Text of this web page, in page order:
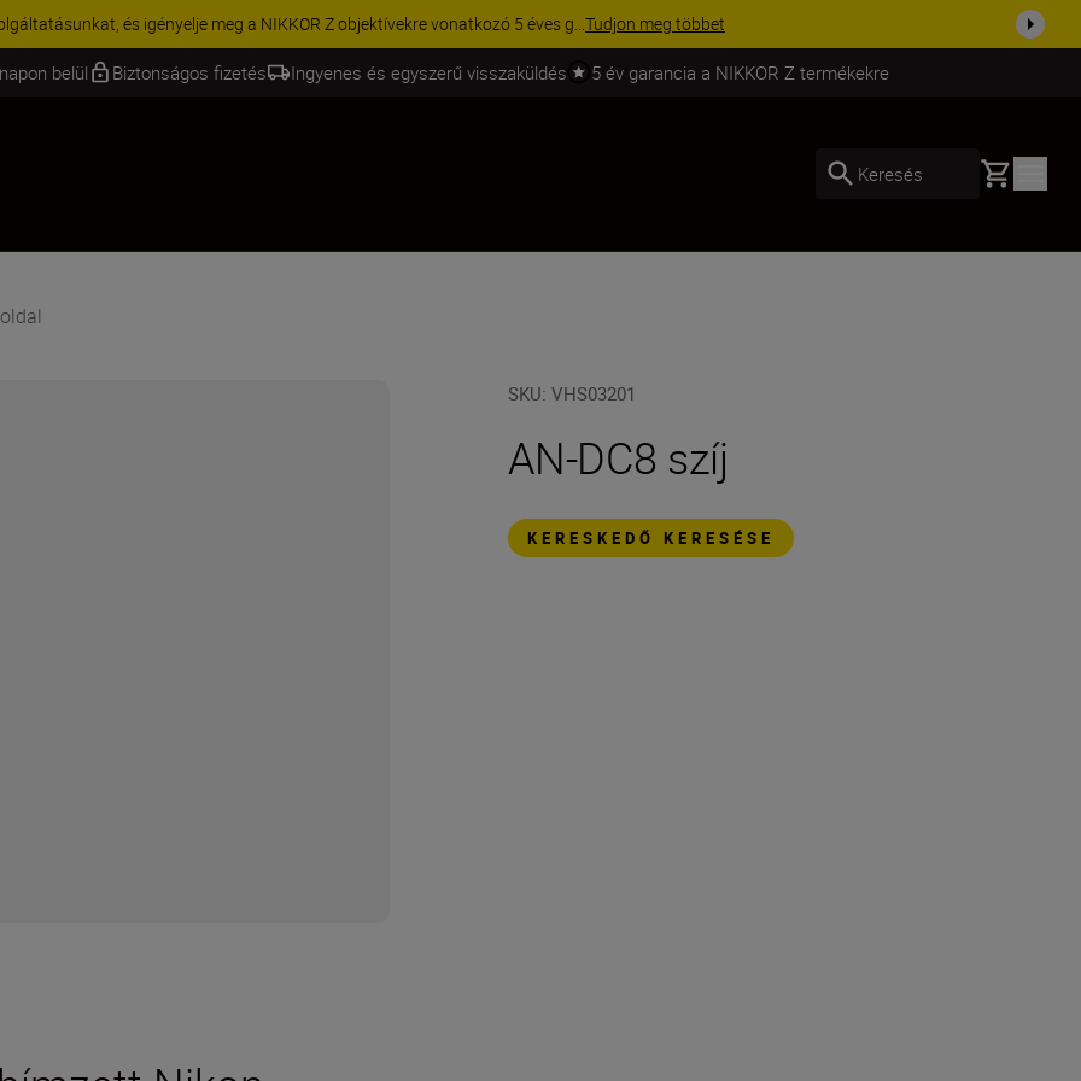
KIEGÉSZÍTŐKRE VONATKOZÓ AKCIÓ | 15% kedvezmény kiválasztott kiegészítőkre – egészítse ki még ma a fe... Vásároljon most
belül Biztonságos fizetés Ingyenes és egyszerű visszaküldés 5 év garancia a NIKKOR Z termékekre
Keresés Basket
SKU:VHS03201
AN-DC8 szíj
KERESKEDŐ KERESÉSE